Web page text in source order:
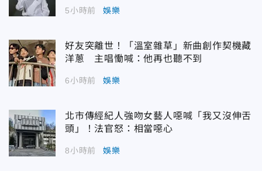
5小時前 娛樂
好友突離世！「溫室雜草」新曲創作契機藏
洋蔥 主唱慟喊：他再也聽不到
6小時前 娛樂
北市傳經紀人強吻女藝人噁喊「我又沒伸舌
頭」！法官怒：相當噁心
8小時前 娛樂